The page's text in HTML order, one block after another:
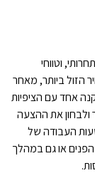
וטווחי
הזול ביותר, מאחר
אחד עם הציפיות
את ההצעה
העבודה של
או גם במהלך